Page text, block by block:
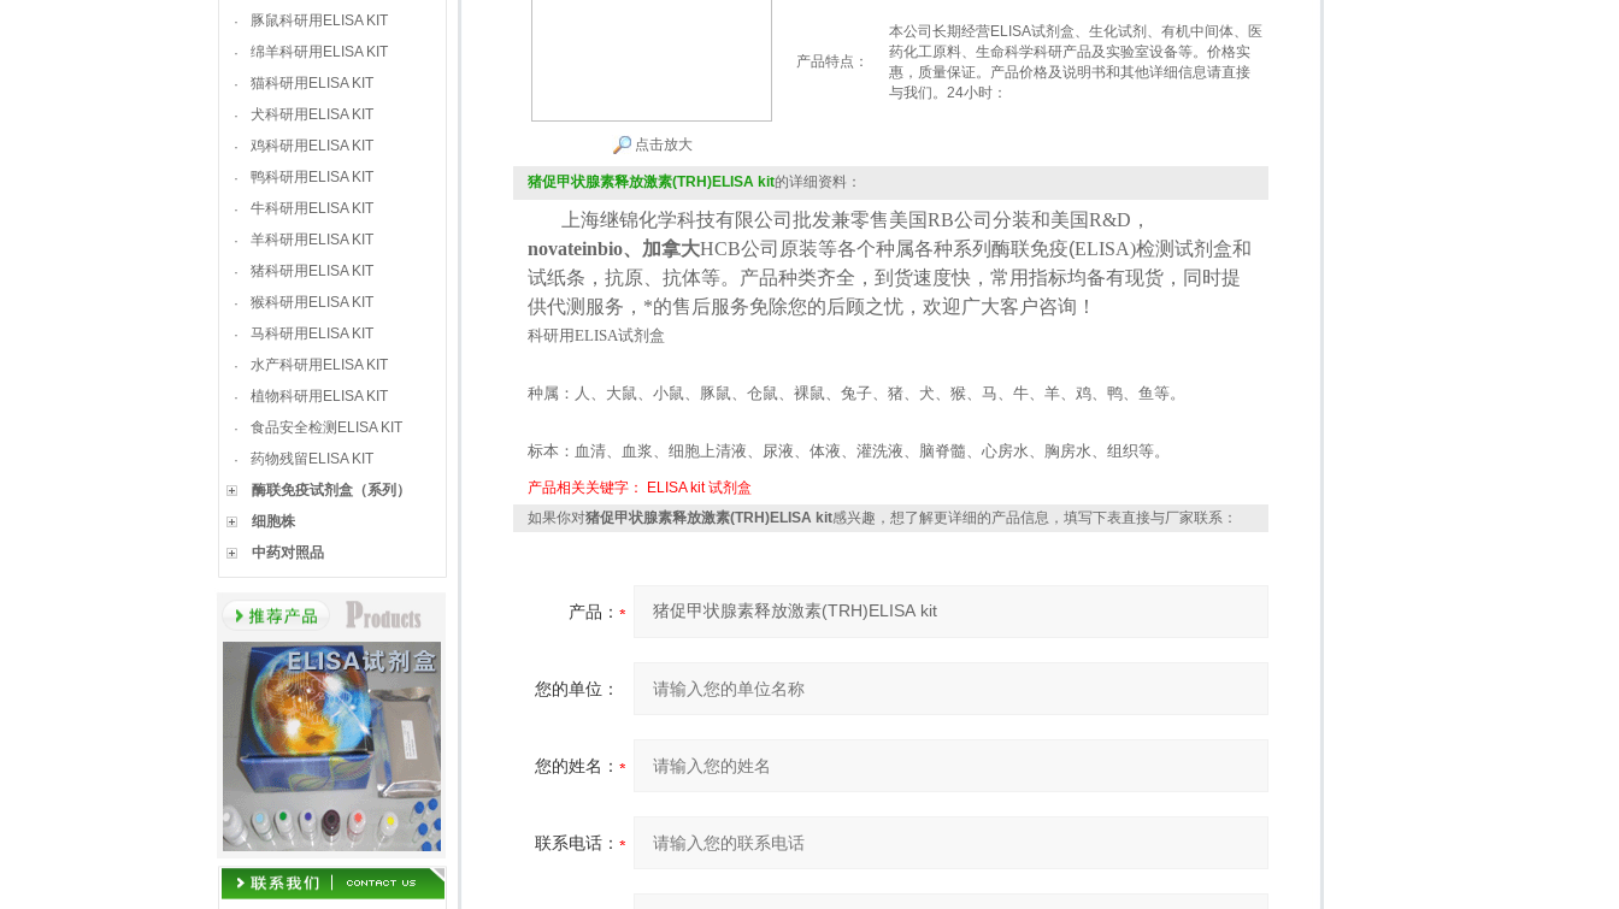
·
豚鼠科研用ELISA KIT
·
绵羊科研用ELISA KIT
·
猫科研用ELISA KIT
·
犬科研用ELISA KIT
·
鸡科研用ELISA KIT
·
鸭科研用ELISA KIT
·
牛科研用ELISA KIT
·
羊科研用ELISA KIT
·
猪科研用ELISA KIT
·
猴科研用ELISA KIT
·
马科研用ELISA KIT
·
水产科研用ELISA KIT
·
植物科研用ELISA KIT
·
食品安全检测ELISA KIT
·
药物残留ELISA KIT
酶联免疫试剂盒（系列）
细胞株
中药对照品
点击放大
产品特点：
本公司长期经营ELISA试剂盒、生化试剂、有机中间体、医
药化工原料、生命科学科研产品及实验室设备等。价格实
惠，质量保证。产品价格及说明书和其他详细信息请直接
与我们。24小时：
猪促甲状腺素释放激素(TRH)ELISA kit的详细资料：
上海继锦化学科技有限公司批发兼零售美国RB公司 分装和美国R&D ，
novateinbio、加拿大HCB公司原装等各个种属各种系列酶联免疫(ELISA)检测试剂盒和
试纸条，抗原、抗体等。产品种类齐全，到货速度快，常用指标均备有现货，同时提
供代测服务，*的售后服务免除您的后顾之忧，欢迎广大客户咨询！
科研用ELISA试剂盒
种属：人、大鼠、小鼠、豚鼠、仓鼠、裸鼠、兔子、猪、犬、猴、马、牛、羊、鸡、鸭、鱼等。
标本：血清、血浆、细胞上清液、尿液、体液、灌洗液、脑脊髓、心房水、胸房水、组织等。
产品相关关键字： ELISA kit 试剂盒
如果你对猪促甲状腺素释放激素(TRH)ELISA kit感兴趣，想了解更详细的产品信息，填写下表直接与厂家联系：
产品：
您的单位：
您的姓名：
联系电话：